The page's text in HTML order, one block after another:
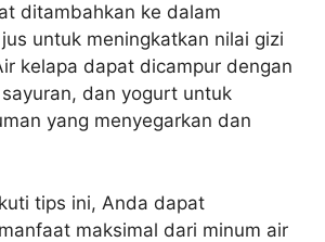
ditambahkan ke dalam
untuk meningkatkan nilai gizi
kelapa dapat dicampur dengan
dan yogurt untuk
yang menyegarkan dan
tips ini, Anda dapat
maksimal dari minum air